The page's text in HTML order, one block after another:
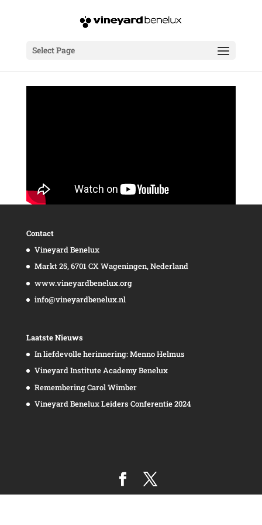
Select Page
Contact
Vineyard Benelux
Markt 25, 6701 CX Wageningen, Nederland
www.vineyardbenelux.org
info@vineyardbenelux.nl
Laatste Nieuws
In liefdevolle herinnering: Menno Helmus
Vineyard Institute Academy Benelux
Remembering Carol Wimber
Vineyard Benelux Leiders Conferentie 2024